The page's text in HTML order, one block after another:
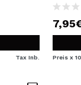
Tax Inb. Preis x